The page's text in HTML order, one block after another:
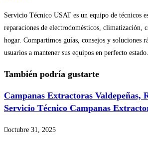
Servicio Técnico USAT es un equipo de técnicos
reparaciones de electrodomésticos, climatización,
hogar. Compartimos guías, consejos y soluciones
usuarios a mantener sus equipos en perfecto estado.
También podría gustarte
Campanas Extractoras Valdepeñas,
Servicio Técnico Campanas
octubre 31, 2025